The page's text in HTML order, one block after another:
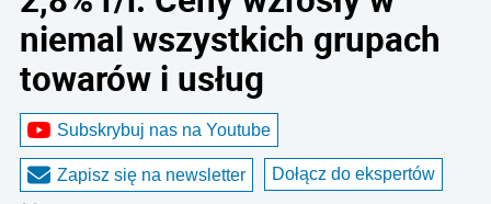
niemal wszystkich grupach
towarów i usług
Subskrybuj nas na Youtube
Zapisz się na newsletter Dołącz do ekspertów